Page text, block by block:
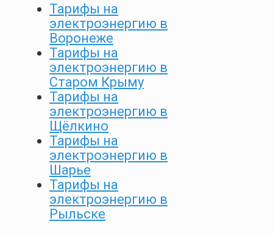
Тарифы на
электроэнергию в
Воронеже
Тарифы на
электроэнергию в
Старом Крыму
Тарифы на
электроэнергию в
Щёлкино
Тарифы на
электроэнергию в
Шарье
Тарифы на
электроэнергию в
Рыльске